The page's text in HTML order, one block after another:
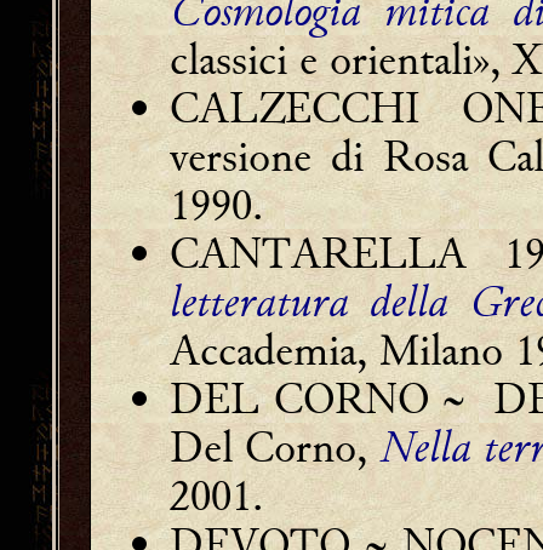
classici e orientali»,
CALZECCHI
versione di Rosa
1990.
CANTARELLA
letteratura della
Accademia, Milano
DEL CORNO ~
Del Corno,Nella
2001.